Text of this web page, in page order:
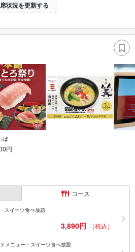
状況を更新する
ぱ
円
コース
スイーツ食べ放題
3,890円 （税込）
メニュー・スイーツ食べ放題